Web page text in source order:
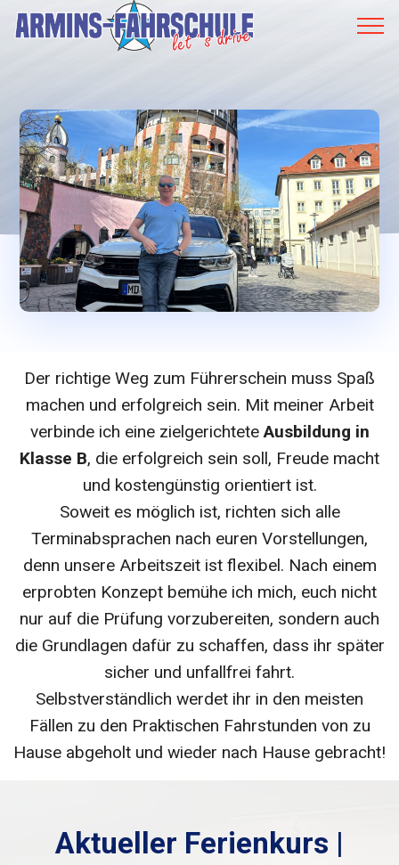
Der richtige Weg zum Führerschein muss Spaß
machen und erfolgreich sein. Mit meiner Arbeit
verbinde ich eine zielgerichteteAusbildung in
Klasse B, die erfolgreich sein soll, Freude macht
und kostengünstig orientiert ist.
Soweit es möglich ist, richten sich alle
Terminabsprachen nach euren Vorstellungen,
denn unsere Arbeitszeit ist flexibel. Nach einem
erprobten Konzept bemühe ich mich, euch nicht
nur auf die Prüfung vorzubereiten, sondern auch
die Grundlagen dafür zu schaffen, dass ihr später
sicher und unfallfrei fahrt.
Selbstverständlich werdet ihr in den meisten
Fällen zu den Praktischen Fahrstunden von zu
Hause abgeholt und wieder nach Hause gebracht!
Aktueller Ferienkurs |